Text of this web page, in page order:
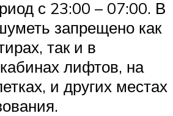
с 23:00 – 07:00. В
запрещено как
так и в
лифтов, на
и других местах